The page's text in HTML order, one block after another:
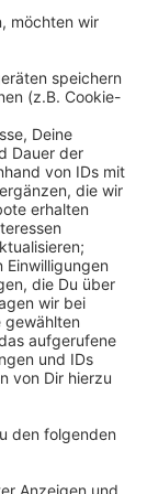
der Waffen
kam
die
"König
gibt es
und den